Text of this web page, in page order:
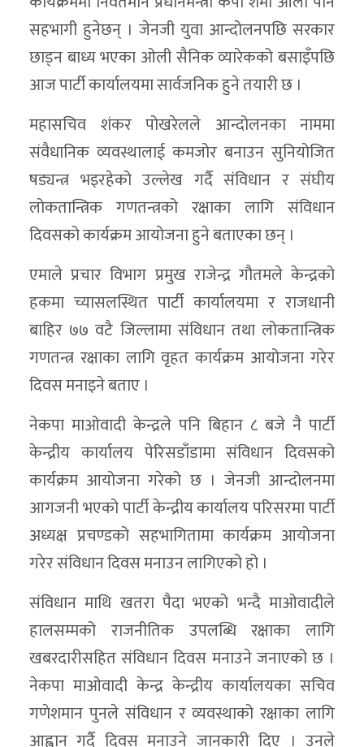
सहभागी हुनेछन् । जेनजी युवा आन्दोलनपछि सरकार
छाड्न बाध्य भएका ओली सैनिक व्यारेकको बसाइँपछि
आज पार्टी कार्यालयमा सार्वजनिक हुने तयारी छ ।
महासचिव शंकर पोखरेलले आन्दोलनका नाममा
संवैधानिक व्यवस्थालाई कमजोर बनाउन सुनियोजित
षड्यन्त्र भइरहेको उल्लेख गर्दै संविधान र संघीय
लोकतान्त्रिक गणतन्त्रको रक्षाका लागि संविधान
दिवसको कार्यक्रम आयोजना हुने बताएका छन् ।
एमाले प्रचार विभाग प्रमुख राजेन्द्र गौतमले केन्द्रको
हकमा च्यासलस्थित पार्टी कार्यालयमा र राजधानी
बाहिर ७७ वटै जिल्लामा संविधान तथा लोकतान्त्रिक
गणतन्त्र रक्षाका लागि वृहत कार्यक्रम आयोजना गरेर
दिवस मनाइने बताए ।
नेकपा माओवादी केन्द्रले पनि बिहान ८ बजे नै पार्टी
केन्द्रीय कार्यालय पेरिसडाँडामा संविधान दिवसको
कार्यक्रम आयोजना गरेको छ । जेनजी आन्दोलनमा
आगजनी भएको पार्टी केन्द्रीय कार्यालय परिसरमा पार्टी
अध्यक्ष प्रचण्डको सहभागितामा कार्यक्रम आयोजना
गरेर संविधान दिवस मनाउन लागिएको हो ।
संविधान माथि खतरा पैदा भएको भन्दै माओवादीले
हालसम्मको राजनीतिक उपलब्धि रक्षाका लागि
खबरदारीसहित संविधान दिवस मनाउने जनाएको छ ।
नेकपा माओवादी केन्द्र केन्द्रीय कार्यालयका सचिव
गणेशमान पुनले संविधान र व्यवस्थाको रक्षाका लागि
आह्वान गर्दै दिवस मनाउने जानकारी दिए । उनले